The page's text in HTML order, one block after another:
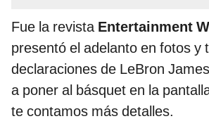
Fue la revista Entertainment
presentó el adelanto en fotos y
declaraciones de LeBron
a poner al básquet en la
te contamos más detalles.